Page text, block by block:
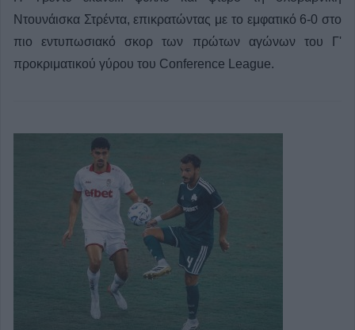
Ντουνάισκα Στρέντα, επικρατώντας με το εμφατικό 6-0 στο
πιο εντυπωσιακό σκορ των πρώτων αγώνων του Γ'
προκριματικού γύρου του Conference League.